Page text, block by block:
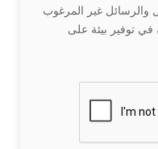
والرسائل غير المرغوب
في توفير بيئة على